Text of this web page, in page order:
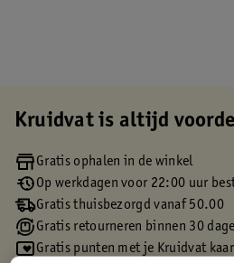
Kruidvat is altijd
Gratis ophalen in de winkel
Op werkdagen voor 22:00 uur
Gratis thuisbezorgd vanaf 50.00
Gratis retourneren binnen 30
Gratis punten met je Kruidvat